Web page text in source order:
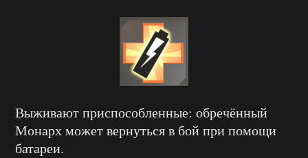
Выживают приспособленные: обречённый
Монарх может вернуться в бой при помощи
батареи.